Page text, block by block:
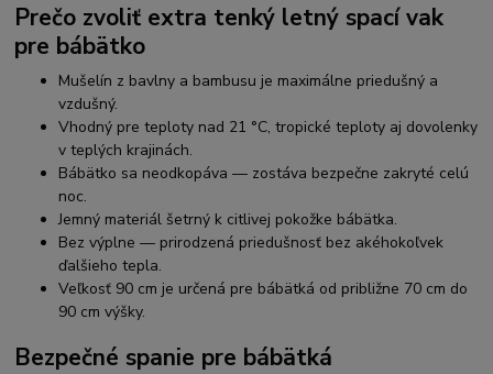
Prečo zvoliť extra tenký letný spací vak
pre bábätko
Mušelín z bavlny a bambusu je maximálne priedušný a
vzdušný.
Vhodný pre teploty nad 21 °C, tropické teploty aj dovolenky
v teplých krajinách.
Bábätko sa neodkopáva — zostáva bezpečne zakryté celú
noc.
Jemný materiál šetrný k citlivej pokožke bábätka.
Bez výplne — prirodzená priedušnosť bez akéhokoľvek
ďalšieho tepla.
Veľkosť 90 cm je určená pre bábätká od približne 70 cm do
90 cm výšky.
Bezpečné spanie pre bábätká